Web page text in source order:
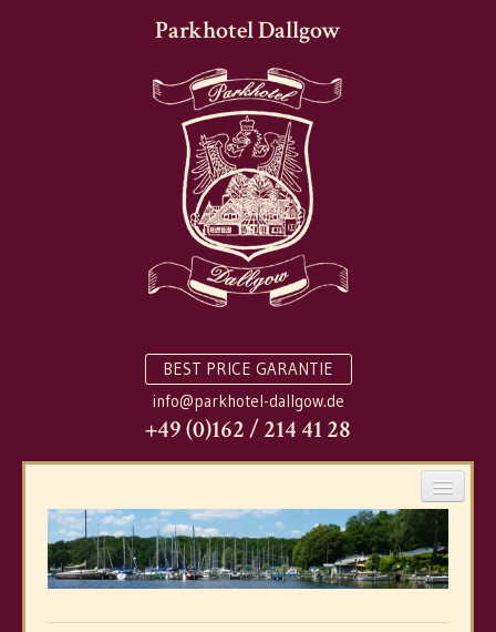
Parkhotel Dallgow
BEST PRICE GARANTIE
info@parkhotel-dallgow.de
+49 (0)162 / 214 41 28
Start
Das Hotel
Parkhotel Dallgow